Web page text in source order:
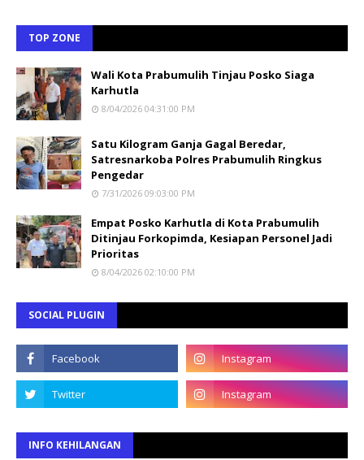
TOP ZONE
Wali Kota Prabumulih Tinjau Posko Siaga
Karhutla
8/04/2026 04:31:00 PM
Satu Kilogram Ganja Gagal Beredar,
Satresnarkoba Polres Prabumulih Ringkus
Pengedar
7/31/2026 09:03:00 PM
Empat Posko Karhutla di Kota Prabumulih
Ditinjau Forkopimda, Kesiapan Personel Jadi
Prioritas
8/04/2026 02:10:00 PM
SOCIAL PLUGIN
INFO KEHILANGAN